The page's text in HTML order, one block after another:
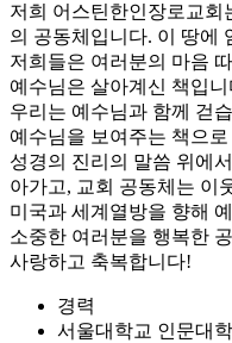
저희 어스틴한인장로교회
의 공동체입니다. 이 땅에
저희들은 여러분의 마음
예수님은 살아계신 책입니
우리는 예수님과 함께 걷
예수님을 보여주는 책으로
성경의 진리의 말씀 위에
아가고, 교회 공동체는 이
미국과 세계열방을 향해
소중한 여러분을 행복한
사랑하고 축복합니다!
경력
서울대학교 인문대